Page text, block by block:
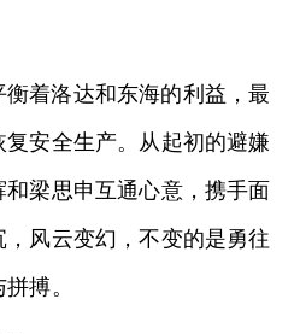
着洛达和东海的利益，最
安全生产。从起初的避嫌
梁思申互通心意，携手面
风云变幻，不变的是勇往
搏。